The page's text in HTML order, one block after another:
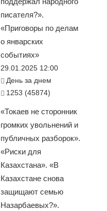
писателя?».
«Приговоры по делам
о январских
событиях»
29.01.2025 12:00
День за днем
1253 (45874)
«Токаев не сторонник
громких увольнений и
публичных разборок».
«Риски для
Казахстана». «В
Казахстане снова
защищают семью
Назарбаевых?».